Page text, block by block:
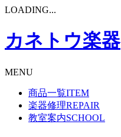
LOADING...
カネトウ楽器
MENU
商品一覧ITEM
楽器修理REPAIR
教室案内SCHOOL